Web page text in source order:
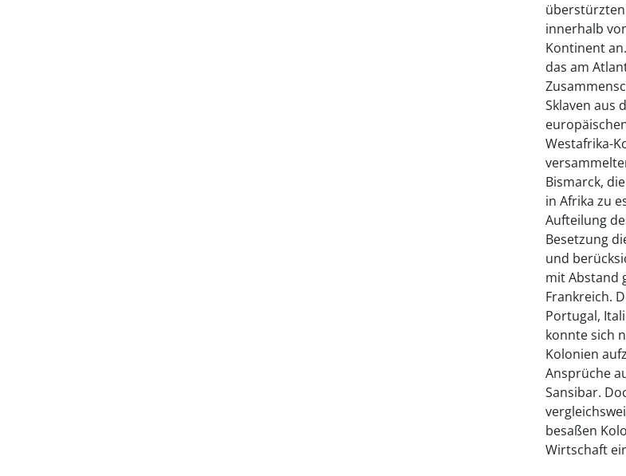
innerhalb
Kontinent
das am
Sklaven aus
Westafrika-
Bismarck,
in Afrika zu
Aufteilung
Besetzung
und
mit Abstand
Frankreich.
Portugal,
konnte sich
Kolonien
Ansprüche
Sansibar.
besaßen
Wirtschaft